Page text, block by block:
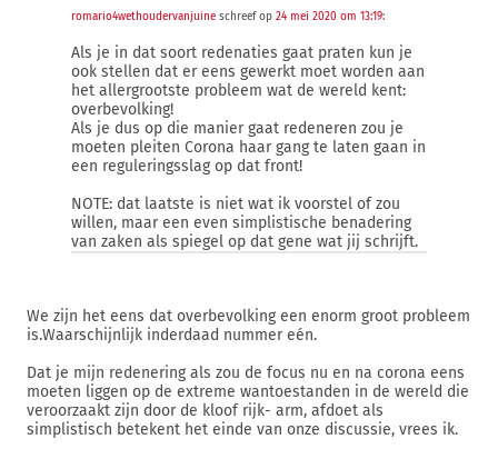
romario4wethoudervanjuine schreef op 24 mei 2020 om 13:19:
Als je in dat soort redenaties gaat praten kun je
ook stellen dat er eens gewerkt moet worden aan
het allergrootste probleem wat de wereld kent:
overbevolking!
Als je dus op die manier gaat redeneren zou je
moeten pleiten Corona haar gang te laten gaan in
een reguleringsslag op dat front!
NOTE: dat laatste is niet wat ik voorstel of zou
willen, maar een even simplistische benadering
van zaken als spiegel op dat gene wat jij schrijft.
We zijn het eens dat overbevolking een enorm groot probleem
is.Waarschijnlijk inderdaad nummer eén.
Dat je mijn redenering als zou de focus nu en na corona eens
moeten liggen op de extreme wantoestanden in de wereld die
veroorzaakt zijn door de kloof rijk- arm, afdoet als
simplistisch betekent het einde van onze discussie, vrees ik.